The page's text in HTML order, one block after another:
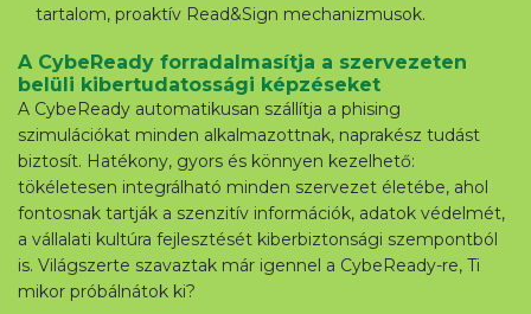
tartalom, proaktív Read&Sign mechanizmusok.
A CybeReady forradalmasítja a szervezeten
belüli kibertudatossági képzéseket
A CybeReady automatikusan szállítja a phising
szimulációkat minden alkalmazottnak, naprakész tudást
biztosít. Hatékony, gyors és könnyen kezelhető:
tökéletesen integrálható minden szervezet életébe, ahol
fontosnak tartják a szenzitív információk, adatok védelmét,
a vállalati kultúra fejlesztését kiberbiztonsági szempontból
is. Világszerte szavaztak már igennel a CybeReady-re, Ti
mikor próbálnátok ki?